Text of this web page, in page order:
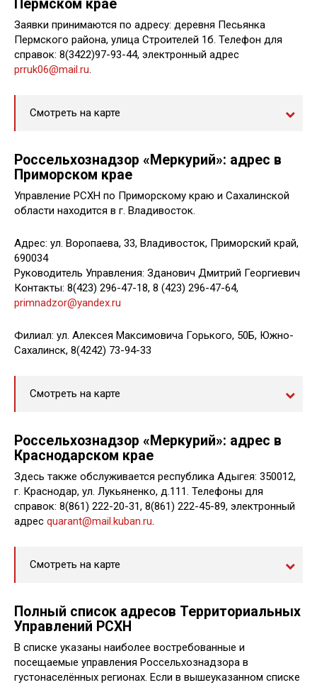
Пермском крае
Заявки принимаются по адресу: деревня Песьянка
Пермского района, улица Строителей 1б. Телефон для
справок: 8(3422)97-93-44, электронный адрес
prruk06@mail.ru.
Смотреть на карте
Россельхознадзор «Меркурий»: адрес в
Приморском крае
Управление РСХН по Приморскому краю и Сахалинской
области находится в г. Владивосток.
Адрес: ул. Воропаева, 33, Владивосток, Приморский край,
690034
Руководитель Управления: Зданович Дмитрий Георгиевич
Контакты: 8(423) 296-47-18, 8 (423) 296-47-64,
primnadzor@yandex.ru
Филиал: ул. Алексея Максимовича Горького, 50Б, Южно-
Сахалинск, 8(4242) 73-94-33
Смотреть на карте
Россельхознадзор «Меркурий»: адрес в
Краснодарском крае
Здесь также обслуживается республика Адыгея: 350012,
г. Краснодар, ул. Лукьяненко, д.111. Телефоны для
справок: 8(861) 222-20-31, 8(861) 222-45-89, электронный
адрес quarant@mail.kuban.ru.
Смотреть на карте
Полный список адресов Территориальных
Управлений РСХН
В списке указаны наиболее востребованные и
посещаемые управления Россельхознадзора в
густонаселённых регионах. Если в вышеуказанном списке